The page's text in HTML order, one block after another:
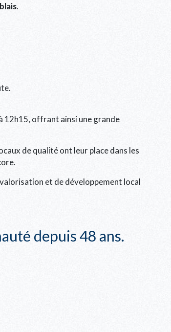
.
12h15, offrant ainsi une grande
de qualité ont leur place dans les
et de développement local
depuis 48 ans.